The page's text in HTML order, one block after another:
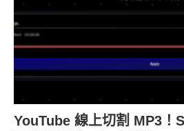
YouTube 線上切割 MP3！